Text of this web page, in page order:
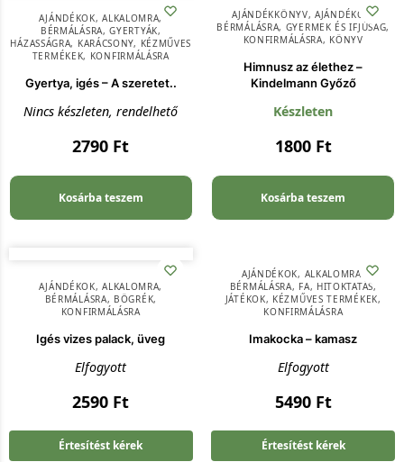
AJÁNDÉKOK,ALKALOMRA,
BÉRMÁLÁSRA,GYERTYÁK,
HÁZASSÁGRA, KARÁCSONY, KÉZMŰVES
TERMÉKEK, KONFIRMÁLÁSRA
Gyertya, igés – A szeretet..
Nincs készleten, rendelhető
2790 Ft
Kosárba teszem
AJÁNDÉKKÖNYV,AJÁNDÉKOK,
BÉRMÁLÁSRA, GYERMEK ÉS IFJÚSÁG,
KONFIRMÁLÁSRA, KÖNYV
Himnusz az élethez –
Kindelmann Győző
Készleten
1800 Ft
Kosárba teszem
AJÁNDÉKOK,ALKALOMRA,
BÉRMÁLÁSRA, BÖGRÉK,
KONFIRMÁLÁSRA
Igés vizes palack, üveg
Elfogyott
2590 Ft
Értesítést kérek
AJÁNDÉKOK, ALKALOMRA
BÉRMÁLÁSRA, FA, HITOKTATÁS,
JÁTÉKOK, KÉZMŰVES TERMÉKEK,
KONFIRMÁLÁSRA
Imakocka – kamasz
Elfogyott
5490 Ft
Értesítést kérek